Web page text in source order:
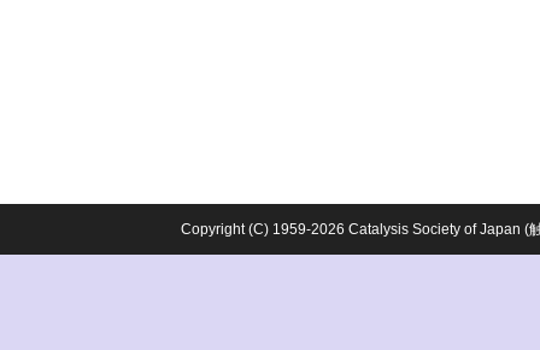
Copyright (C) 1959-2026 Catalysis Society of Japan (